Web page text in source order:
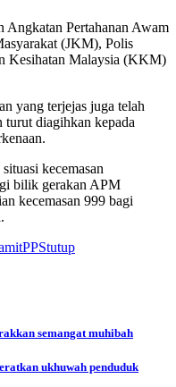
Angkatan Pertahanan Awam
(JKM), Polis
Kesihatan Malaysia (KKM)
yang terjejas juga telah
turut diagihkan kepada
kecemasan
bilik gerakan APM
kecemasan 999 bagi
PPStutup
semangat muhibah
ukhuwah penduduk